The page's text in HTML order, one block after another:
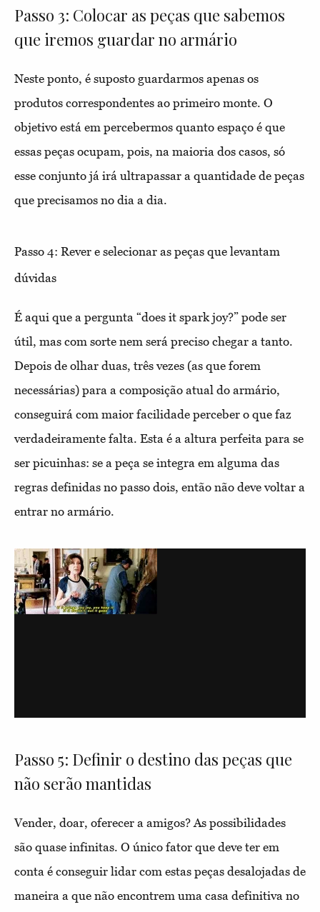
Passo 3: Colocar as peças que sabemos
que iremos guardar no armário
Neste ponto, é suposto guardarmos apenas os
produtos correspondentes ao primeiro monte. O
objetivo está em percebermos quanto espaço é que
essas peças ocupam, pois, na maioria dos casos, só
esse conjunto já irá ultrapassar a quantidade de peças
que precisamos no dia a dia.
Passo 4: Rever e selecionar as peças que levantam
dúvidas
É aqui que a pergunta “does it spark joy?” pode ser
útil, mas com sorte nem será preciso chegar a tanto.
Depois de olhar duas, três vezes (as que forem
necessárias) para a composição atual do armário,
conseguirá com maior facilidade perceber o que faz
verdadeiramente falta. Esta é a altura perfeita para se
ser picuinhas: se a peça se integra em alguma das
regras definidas no passo dois, então não deve voltar a
entrar no armário.
Passo 5: Definir o destino das peças que
não serão mantidas
Vender, doar, oferecer a amigos? As possibilidades
são quase infinitas. O único fator que deve ter em
conta é conseguir lidar com estas peças desalojadas de
maneira a que não encontrem uma casa definitiva no